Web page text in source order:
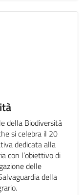
della Biodiversità
si celebra il 20
dedicata alla
con l’obiettivo di
delle
della